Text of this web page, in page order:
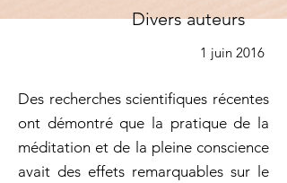
Divers auteurs
1 juin 2016
Des recherches scientifiques récentes
ont démontré que la pratique de la
méditation et de la pleine conscience
avait des effets remarquables sur le